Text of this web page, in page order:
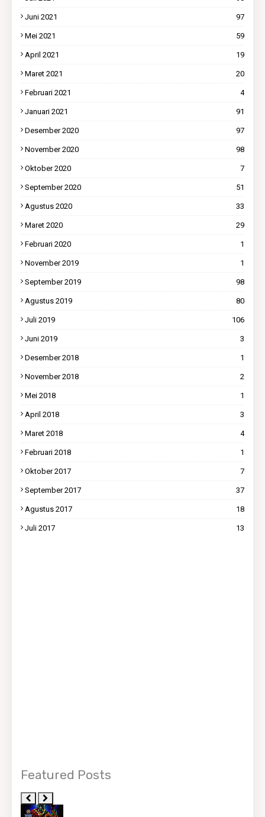
Juni 2021 97
Mei 2021 59
April 2021 19
Maret 2021 20
Februari 2021 4
Januari 2021 91
Desember 2020 97
November 2020 98
Oktober 2020 7
September 2020 51
Agustus 2020 33
Maret 2020 29
Februari 2020 1
November 2019 1
September 2019 98
Agustus 2019 80
Juli 2019 106
Juni 2019 3
Desember 2018 1
November 2018 2
Mei 2018 1
April 2018 3
Maret 2018 4
Februari 2018 1
Oktober 2017 7
September 2017 37
Agustus 2017 18
Juli 2017 13
Featured Posts